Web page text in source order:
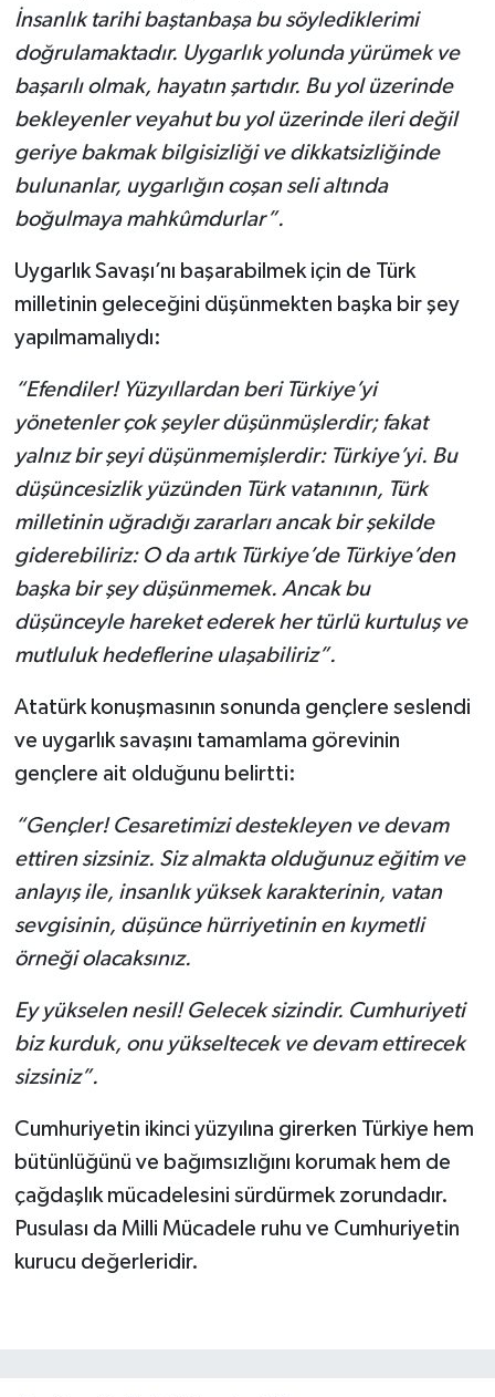
İnsanlık tarihi baştanbaşa bu söylediklerimi
doğrulamaktadır. Uygarlık yolunda yürümek ve
başarılı olmak, hayatın şartıdır. Bu yol üzerinde
bekleyenler veyahut bu yol üzerinde ileri değil
geriye bakmak bilgisizliği ve dikkatsizliğinde
bulunanlar, uygarlığın coşan seli altında
boğulmaya mahkûmdurlar”.
Uygarlık Savaşı’nı başarabilmek için de Türk
milletinin geleceğini düşünmekten başka bir şey
yapılmamalıydı:
“Efendiler! Yüzyıllardan beri Türkiye’yi
yönetenler çok şeyler düşünmüşlerdir; fakat
yalnız bir şeyi düşünmemişlerdir: Türkiye’yi. Bu
düşüncesizlik yüzünden Türk vatanının, Türk
milletinin uğradığı zararları ancak bir şekilde
giderebiliriz: O da artık Türkiye’de Türkiye’den
başka bir şey düşünmemek. Ancak bu
düşünceyle hareket ederek her türlü kurtuluş ve
mutluluk hedeflerine ulaşabiliriz”.
Atatürk konuşmasının sonunda gençlere seslendi
ve uygarlık savaşını tamamlama görevinin
gençlere ait olduğunu belirtti:
“Gençler! Cesaretimizi destekleyen ve devam
ettiren sizsiniz. Siz almakta olduğunuz eğitim ve
anlayış ile, insanlık yüksek karakterinin, vatan
sevgisinin, düşünce hürriyetinin en kıymetli
örneği olacaksınız.
Ey yükselen nesil! Gelecek sizindir. Cumhuriyeti
biz kurduk, onu yükseltecek ve devam ettirecek
sizsiniz”.
Cumhuriyetin ikinci yüzyılına girerken Türkiye hem
bütünlüğünü ve bağımsızlığını korumak hem de
çağdaşlık mücadelesini sürdürmek zorundadır.
Pusulası da Milli Mücadele ruhu ve Cumhuriyetin
kurucu değerleridir.